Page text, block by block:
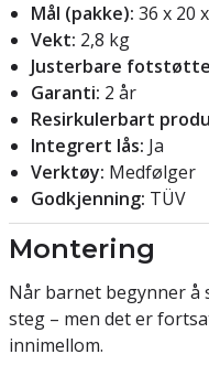
Mål (pakke): 36 x 20
Vekt: 2,8 kg
Justerbare
Garanti: 2 år
Resirkulerbart
Integrert lås: Ja
Verktøy: Medfølger
Godkjenning: TÜV
Montering
Når barnet begynner å
steg – men det er
innimellom.